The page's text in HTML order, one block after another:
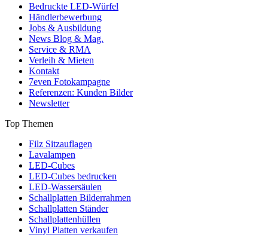
Bedruckte LED-Würfel
Händlerbewerbung
Jobs & Ausbildung
News Blog & Mag.
Service & RMA
Verleih & Mieten
Kontakt
7even Fotokampagne
Referenzen: Kunden Bilder
Newsletter
Top Themen
Filz Sitzauflagen
Lavalampen
LED-Cubes
LED-Cubes bedrucken
LED-Wassersäulen
Schallplatten Bilderrahmen
Schallplatten Ständer
Schallplattenhüllen
Vinyl Platten verkaufen